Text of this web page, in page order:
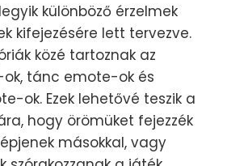
különböző érzelmek
kifejezésére lett tervezve.
közé tartoznak az
tánc emote-ok és
ok. Ezek lehetővé teszik a
hogy örömüket fejezzék
másokkal, vagy